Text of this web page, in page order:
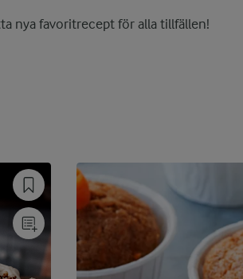
nya favoritrecept för alla tillfällen!